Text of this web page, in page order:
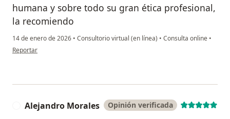
humana y sobre todo su gran ética profesional,
la recomiendo
14 de enero de 2026 • Consultorio virtual (en línea) • Consulta online •
en opinión del usuario Elisa Pino
Reportar
Alejandro Morales Opinión verificada